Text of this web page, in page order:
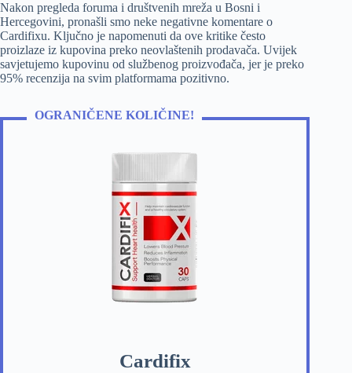
Nakon pregleda foruma i društvenih mreža u Bosni i
Hercegovini, pronašli smo neke negativne komentare o
Cardifixu. Ključno je napomenuti da ove kritike često
proizlaze iz kupovina preko neovlaštenih prodavača. Uvijek
savjetujemo kupovinu od službenog proizvođača, jer je preko
95% recenzija na svim platformama pozitivno.
OGRANIČENE KOLIČINE!
Cardifix